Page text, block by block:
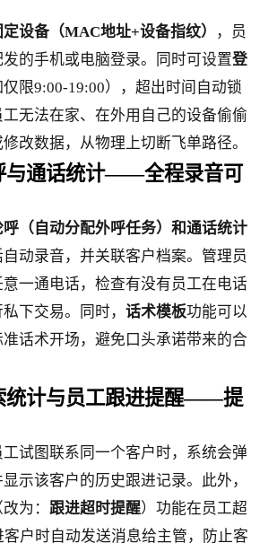
设备（MAC地址+设备指纹）
，员
的手机或电脑登录。同时可设置登
仅限9:00-19:00），超出时间自动锁
无法在家、在外用自己的设备偷偷
改数据，从物理上切断飞单路径。
与通话统计——全程录音可
呼（自动分配外呼任务）和通话统计
动录音，并关联客户档案。管理员
一通电话，检查有没有员工在电话
下交易。同时， 话术模板功能可以
话术开场，避免口头承诺带来的合
统计与员工跟进提醒——提
试图联系同一个客户时，系统会弹
示该客户的历史跟进记录。此外，
为： 跟进超时提醒）功能在员工超
户时自动发送消息给主管，防止客